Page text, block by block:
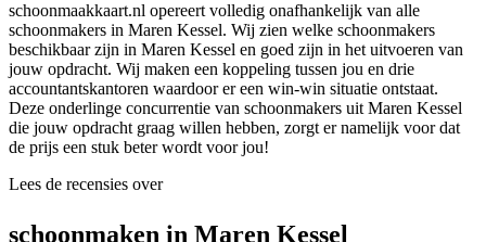
schoonmaakkaart.nl opereert volledig onafhankelijk van alle
schoonmakers in Maren Kessel. Wij zien welke schoonmakers
beschikbaar zijn in Maren Kessel en goed zijn in het uitvoeren van
jouw opdracht. Wij maken een koppeling tussen jou en drie
accountantskantoren waardoor er een win-win situatie ontstaat.
Deze onderlinge concurrentie van schoonmakers uit Maren Kessel
die jouw opdracht graag willen hebben, zorgt er namelijk voor dat
de prijs een stuk beter wordt voor jou!
Lees de recensies over
schoonmaken in Maren Kessel